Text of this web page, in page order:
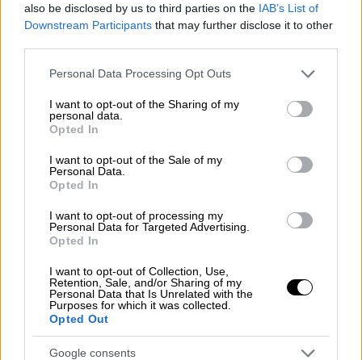
also be disclosed by us to third parties on the IAB’s List of
Downstream Participants that may further disclose it to other
Please note that this website/app uses one or more Google
not limited to your visit or usage behaviour. You may click to
grant or deny consent to Google and its third-party tags to
use your data for below specified purposes in below Google
consent section.
Personal Data Processing Opt Outs
I want to opt-out of the Sharing of my
personal data.
Opted In
I want to opt-out of the Sale of my
Personal Data.
Opted In
I want to opt-out of processing my
Personal Data for Targeted Advertising.
Opted In
I want to opt-out of Collection, Use,
Retention, Sale, and/or Sharing of my
Personal Data that Is Unrelated with the
Purposes for which it was collected.
Opted Out
Google consents
Ο πρίγκιπας της νύχτας που αγαπήθηκε πολύ
από τον κόσμο έφυγε στις 19 Ιουλίου του
2021, έπειτααπό ανακοπή καρδιάς.Το
μνημόσυνο για τα τρία χρόνιατου καλλιτέχνη
πραγματοποιήθηκε σήμερα με την παρουσία
αγαπημένων φίλων και συγγενών του
αοιδού.
Κατανυκτική ατμόσφαιρα
Άντζελα Γκερέκου
έφτασε στο σημείο,
συνοδευόμενη από την κόρη της
Μαρία
Βοσκοπούλου
αμφότερες ντυμένες στα μαύρα, ενώ η
σύζυγος του τραγουδιστή κρατούσε
στο
χέρι της ένα κόκκινο τριαντάφυλλο